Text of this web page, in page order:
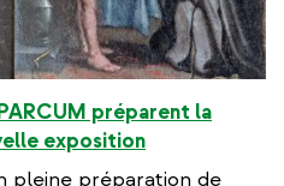
préparent la
exposition
pleine préparation de